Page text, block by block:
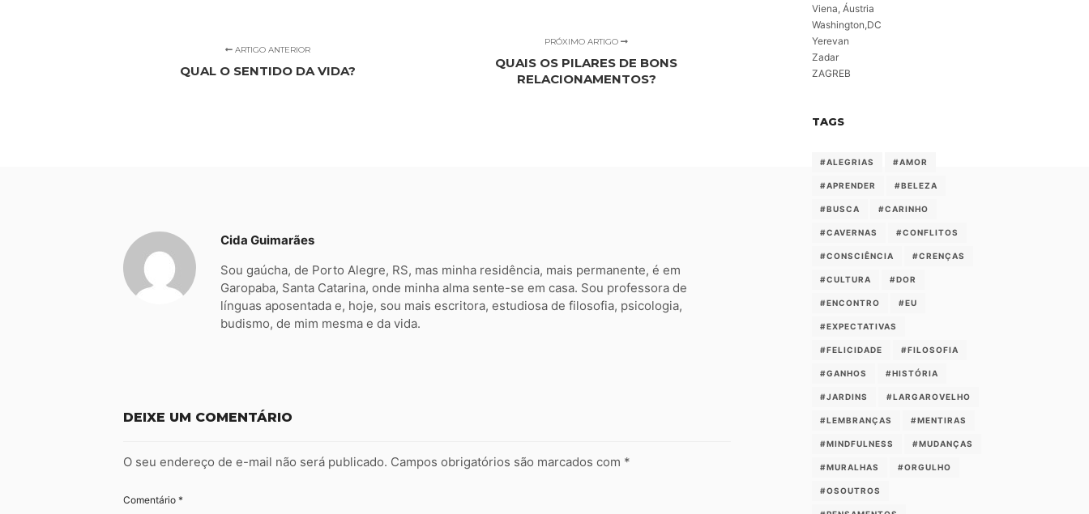
ARTIGO ANTERIOR
QUAL O SENTIDO DA VIDA?
PRÓXIMO ARTIGO
QUAIS OS PILARES DE BONS
RELACIONAMENTOS?
Cida Guimarães
Sou gaúcha, de Porto Alegre, RS, mas minha residência, mais permanente, é em
Garopaba, Santa Catarina, onde minha alma sente-se em casa. Sou professora de
línguas aposentada e, hoje, sou mais escritora, estudiosa de filosofia, psicologia,
budismo, de mim mesma e da vida.
DEIXE UM COMENTÁRIO
O seu endereço de e-mail não será publicado. Campos obrigatórios são marcados com *
Comentário *
Viena, Áustria
Washington,DC
Yerevan
Zadar
ZAGREB
TAGS
#ALEGRIAS #AMOR
#APRENDER #BELEZA
#BUSCA #CARINHO
#CAVERNAS #CONFLITOS
#CONSCIÊNCIA #CRENÇAS
#CULTURA #DOR
#ENCONTRO #EU
#EXPECTATIVAS
#FELICIDADE #FILOSOFIA
#GANHOS #HISTÓRIA
#JARDINS #LARGAROVELHO
#LEMBRANÇAS #MENTIRAS
#MINDFULNESS #MUDANÇAS
#MURALHAS #ORGULHO
#OSOUTROS